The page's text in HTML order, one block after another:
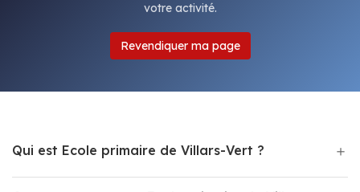
votre activité.
Revendiquer ma page
Qui est Ecole primaire de Villars-Vert ?